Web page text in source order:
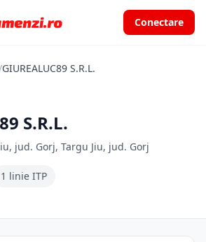
Conectare
GIUREALUC89 S.R.L.
S.R.L.
jud. Gorj, Targu Jiu, jud. Gorj
1 linie ITP